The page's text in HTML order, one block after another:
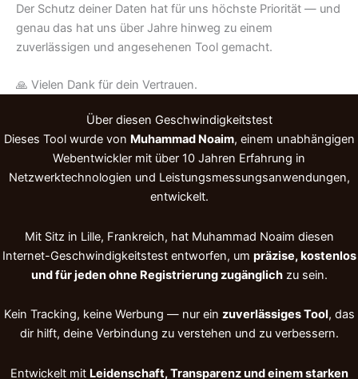
Der Schutz deiner Daten hat für uns höchste Priorität — und
genau das hat uns über Jahre hinweg zu einem
zuverlässigen und angesehenen Tool gemacht.
🙏 Vielen Dank für dein Vertrauen.
Über diesen Geschwindigkeitstest
Dieses Tool wurde von Muhammad Noaim, einem unabhängigen
Webentwickler mit über 10 Jahren Erfahrung in
Netzwerktechnologien und Leistungs­messungs­anwendungen,
entwickelt.
Mit Sitz in Lille, Frankreich, hat Muhammad Noaim diesen
Internet-Geschwindigkeitstest entworfen, um präzise, kostenlos
und für jeden ohne Registrierung zugänglichzu sein.
Kein Tracking, keine Werbung — nur ein zuverlässiges Tool, das
dir hilft, deine Verbindung zu verstehen und zu verbessern.
Entwickelt mit Leidenschaft, Transparenz und einem starken